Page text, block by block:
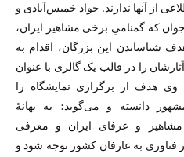
از آنها ندارند. جواد خمیس‌آبادی و
که گمنامیِ برخی مشاهیر ایران،
شناساندن این بزرگان، اقدام به
را در قالب یک گالری با عنوان
وی هدف از برگزاری نمایشگاه را
دانسته و می‌گوید: به بهانهٔ
و عرفای ایران و معرفی
فناوری به عارفان کشور توجه شود و